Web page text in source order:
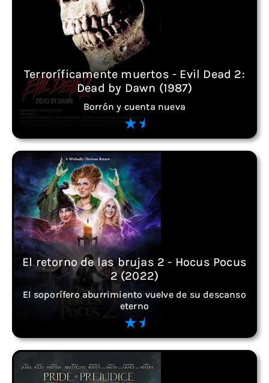
Terroríficamente muertos - Evil Dead 2:
Dead by Dawn (1987)
Borrón y cuenta nueva
El retorno de las brujas 2 - Hocus Pocus
2 (2022)
El soporífero aburrimiento vuelve de su descanso
eterno